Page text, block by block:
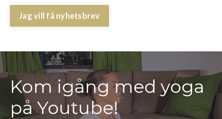
Jag vill få nyhetsbrev
Kom igång med yoga
på Youtube!